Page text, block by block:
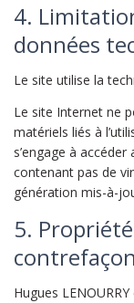
4.
données
Le site utilise la
Le site Internet ne
matériels liés à
s’engage à
contenant pas de
génération mis-à-
5.
Hugues